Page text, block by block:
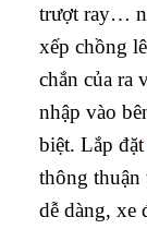
trượt ray…
xếp chồng
chắn của ra
nhập vào
biệt. Lắp đặt
thông thuận
dễ dàng, xe